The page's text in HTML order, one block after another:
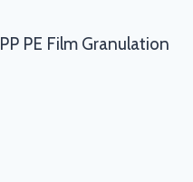
PP PE Film Granulation